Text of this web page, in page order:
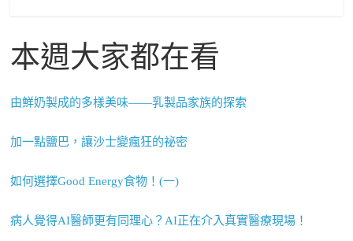
本週大家都在看
由鮮奶製成的多樣美味——乳製品家族的探索
加一點鹽巴，讓沙士變瘋狂的祕密
如何選擇Good Energy食物！(一)
病人覺得AI醫師更有同理心？AI正在介入真實醫療現場！